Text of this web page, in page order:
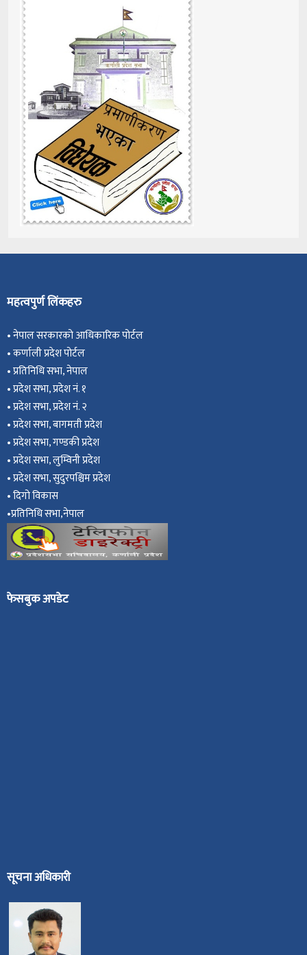
महत्वपुर्ण लिंकहरु
•नेपाल सरकारको आधिकारिक पोर्टल
•कर्णाली प्रदेश पोर्टल
•प्रतिनिधि सभा, नेपाल
•प्रदेश सभा, प्रदेश नं. १
•प्रदेश सभा, प्रदेश नं. २
•प्रदेश सभा, बागमती प्रदेश
•प्रदेश सभा, गण्डकी प्रदेश
•प्रदेश सभा, लुम्विनी प्रदेश
•प्रदेश सभा, सुदुरपश्चिम प्रदेश
•दिगो विकास
•प्रतिनिधि सभा,नेपाल
फेसबुक अपडेट
सूचना अधिकारी